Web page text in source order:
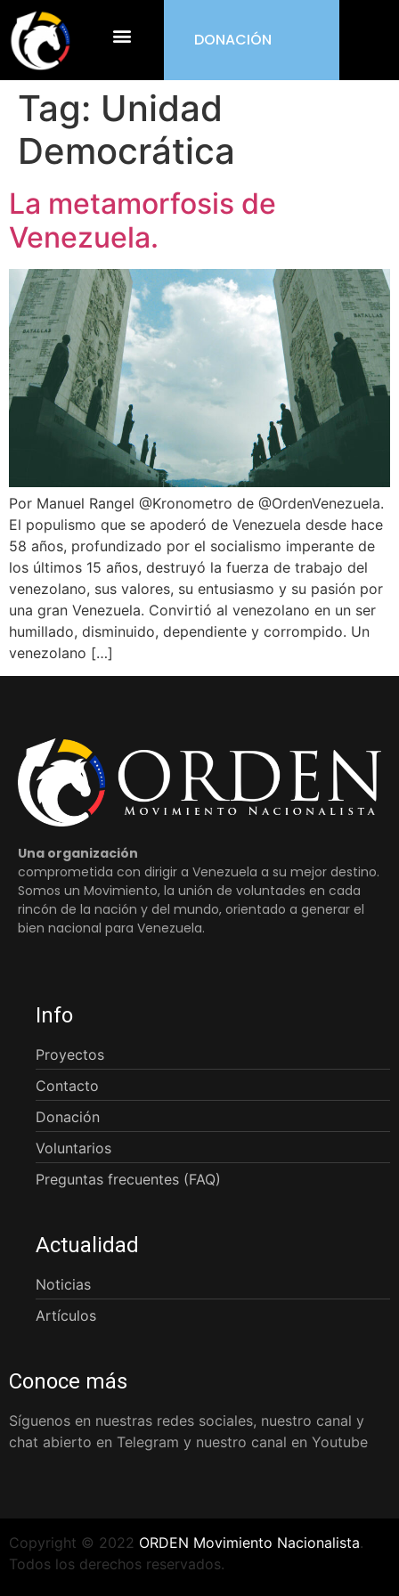
DONACIÓN
Tag: Unidad
Democrática
La metamorfosis de
Venezuela.
Por Manuel Rangel @Kronometro de @OrdenVenezuela.
El populismo que se apoderó de Venezuela desde hace
58 años, profundizado por el socialismo imperante de
los últimos 15 años, destruyó la fuerza de trabajo del
venezolano, sus valores, su entusiasmo y su pasión por
una gran Venezuela. Convirtió al venezolano en un ser
humillado, disminuido, dependiente y corrompido. Un
venezolano […]
Una organización
comprometida con dirigir a Venezuela a su mejor destino.
Somos un Movimiento, la unión de voluntades en cada
rincón de la nación y del mundo, orientado a generar el
bien nacional para Venezuela.
Info
Proyectos
Contacto
Donación
Voluntarios
Preguntas frecuentes (FAQ)
Actualidad
Noticias
Artículos
Conoce más
Síguenos en nuestras redes sociales, nuestro canal y
chat abierto en Telegram y nuestro canal en Youtube
Copyright © 2022 ORDEN Movimiento Nacionalista.
Todos los derechos reservados.